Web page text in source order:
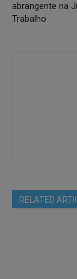
abrangente na
Trabalho
RELATED